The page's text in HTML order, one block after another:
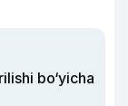
bo‘yicha